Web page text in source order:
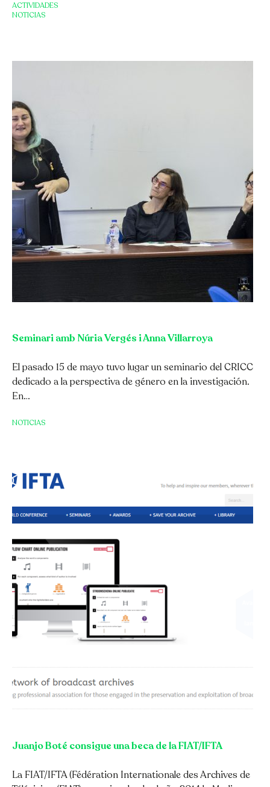
ACTIVIDADES
NOTICIAS
Seminari amb Núria Vergés i Anna Villarroya
El pasado 15 de mayo tuvo lugar un seminario del CRICC
dedicado a la perspectiva de género en la investigación.
En…
NOTICIAS
Juanjo Boté consigue una beca de la FIAT/IFTA
La FIAT/IFTA (Fédération Internationale des Archives de